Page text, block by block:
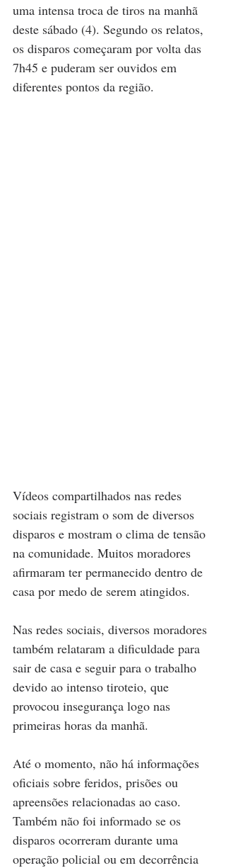
uma intensa troca de tiros na manhã
deste sábado (4). Segundo os relatos,
os disparos começaram por volta das
7h45 e puderam ser ouvidos em
diferentes pontos da região.
Vídeos compartilhados nas redes
sociais registram o som de diversos
disparos e mostram o clima de tensão
na comunidade. Muitos moradores
afirmaram ter permanecido dentro de
casa por medo de serem atingidos.
Nas redes sociais, diversos moradores
também relataram a dificuldade para
sair de casa e seguir para o trabalho
devido ao intenso tiroteio, que
provocou insegurança logo nas
primeiras horas da manhã.
Até o momento, não há informações
oficiais sobre feridos, prisões ou
apreensões relacionadas ao caso.
Também não foi informado se os
disparos ocorreram durante uma
operação policial ou em decorrência